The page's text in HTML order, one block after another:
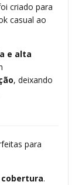
criado para
casual ao
e alta
, deixando
para
.